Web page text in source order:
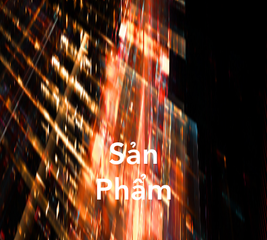
Sản
Phẩm